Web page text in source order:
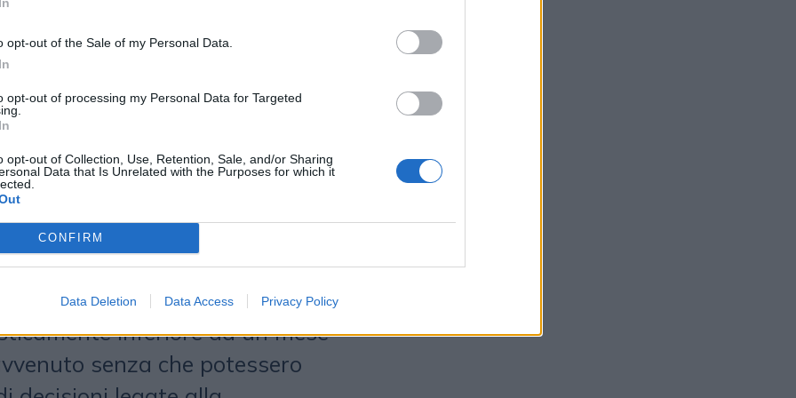
opt-out of the Sale of my Personal Data.
opt-out of processing my Personal Data for Targeted
opt-out of Collection, Use, Retention, Sale, and/or Sharing
Data that Is Unrelated with the Purposes for which it
CONFIRM
Data Deletion Data Access Privacy Policy
è l’unico sistema possibile e
solido. Basta un cambio di
che colpisca una
punta esclusivamente alla
il proprio valore e il proprio
non può controllare. Se
precedente al 2020, c’è
è stato definito “adpocalypse”:
monetizzazione di YouTube e
a passare da un livello di
inferiore da un mese
senza che potessero